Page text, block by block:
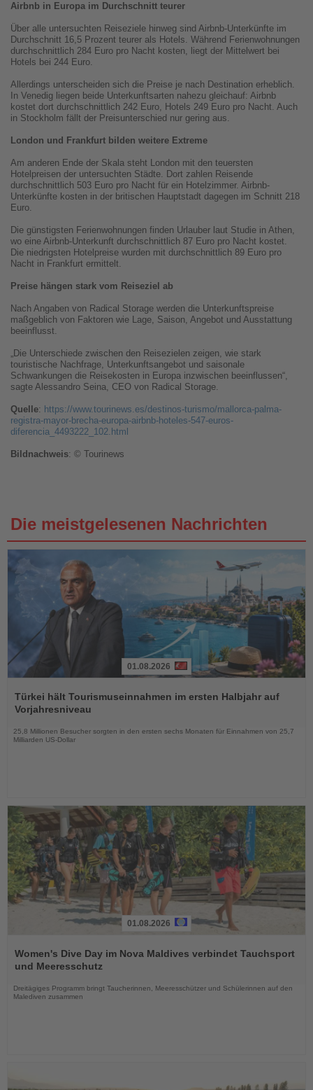
Airbnb in Europa im Durchschnitt teurer
Über alle untersuchten Reiseziele hinweg sind Airbnb-Unterkünfte im
Durchschnitt 16,5 Prozent teurer als Hotels. Während Ferienwohnungen
durchschnittlich 284 Euro pro Nacht kosten, liegt der Mittelwert bei
Hotels bei 244 Euro.
Allerdings unterscheiden sich die Preise je nach Destination erheblich.
In Venedig liegen beide Unterkunftsarten nahezu gleichauf: Airbnb
kostet dort durchschnittlich 242 Euro, Hotels 249 Euro pro Nacht. Auch
in Stockholm fällt der Preisunterschied nur gering aus.
London und Frankfurt bilden weitere Extreme
Am anderen Ende der Skala steht London mit den teuersten
Hotelpreisen der untersuchten Städte. Dort zahlen Reisende
durchschnittlich 503 Euro pro Nacht für ein Hotelzimmer. Airbnb-
Unterkünfte kosten in der britischen Hauptstadt dagegen im Schnitt 218
Euro.
Die günstigsten Ferienwohnungen finden Urlauber laut Studie in Athen,
wo eine Airbnb-Unterkunft durchschnittlich 87 Euro pro Nacht kostet.
Die niedrigsten Hotelpreise wurden mit durchschnittlich 89 Euro pro
Nacht in Frankfurt ermittelt.
Preise hängen stark vom Reiseziel ab
Nach Angaben von Radical Storage werden die Unterkunftspreise
maßgeblich von Faktoren wie Lage, Saison, Angebot und Ausstattung
beeinflusst.
„Die Unterschiede zwischen den Reisezielen zeigen, wie stark
touristische Nachfrage, Unterkunftsangebot und saisonale
Schwankungen die Reisekosten in Europa inzwischen beeinflussen“,
sagte Alessandro Seina, CEO von Radical Storage.
Quelle: https://www.tourinews.es/destinos-turismo/mallorca-palma-
registra-mayor-brecha-europa-airbnb-hoteles-547-euros-
diferencia_4493222_102.html
Bildnachweis: © Tourinews
Die meistgelesenen Nachrichten
Sie
die
Nachrichten
01.08.2026
Türkei hält Tourismuseinnahmen im ersten Halbjahr auf
Vorjahresniveau
25,8 Millionen Besucher sorgten in den ersten sechs Monaten für Einnahmen von 25,7
Milliarden US-Dollar
Sie
die
01.08.2026
Women's Dive Day im Nova Maldives verbindet Tauchsport
und Meeresschutz
Dreitägiges Programm bringt Taucherinnen, Meeresschützer und Schülerinnen auf den
Malediven zusammen